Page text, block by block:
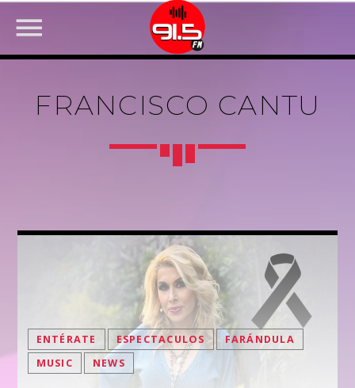
FRANCISCO CANTU
ENTÉRATE ESPECTACULOS
FARÁNDULA
MUSIC
NEWS